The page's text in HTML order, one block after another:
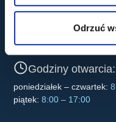
Odrzuć
Lokalizacja
ul. H. Sienkiewicza 34
Godziny otwarcia:
poniedziałek – czwartek:
piątek: 8:00 – 17:00